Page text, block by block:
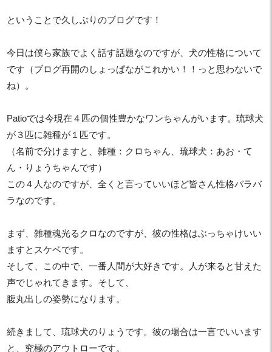
ということで久しぶりのブログです！
今日は僕ら家族でよく話す話題なのですが、犬の性格について
です（ブログ再開のしょっぱながこれかい！！っと思わないで
ね）。
Patioでは今現在４匹の個性豊かなワンちゃんがいます。琉球犬
が３匹に雑種が１匹です。
（名前で分けますと、雑種：クロちゃん、琉球犬：あお・て
ん・りょうちゃんです）
この４人なのですが、全くと言っていいほど皆さん性格バラバ
ラなのです。
まず、雑種魂光るクロなのですが、彼の性格はぶっちゃけいい
ますとスケベです。
そして、この中で、一番人間が大好きです。人が来ると甘えた
声でじゃれてきます。そして、
腹丸出しの姿勢になります。
続きまして、琉球犬のりょうです。彼の場合は一言でいいます
と、究極のアウトローです。